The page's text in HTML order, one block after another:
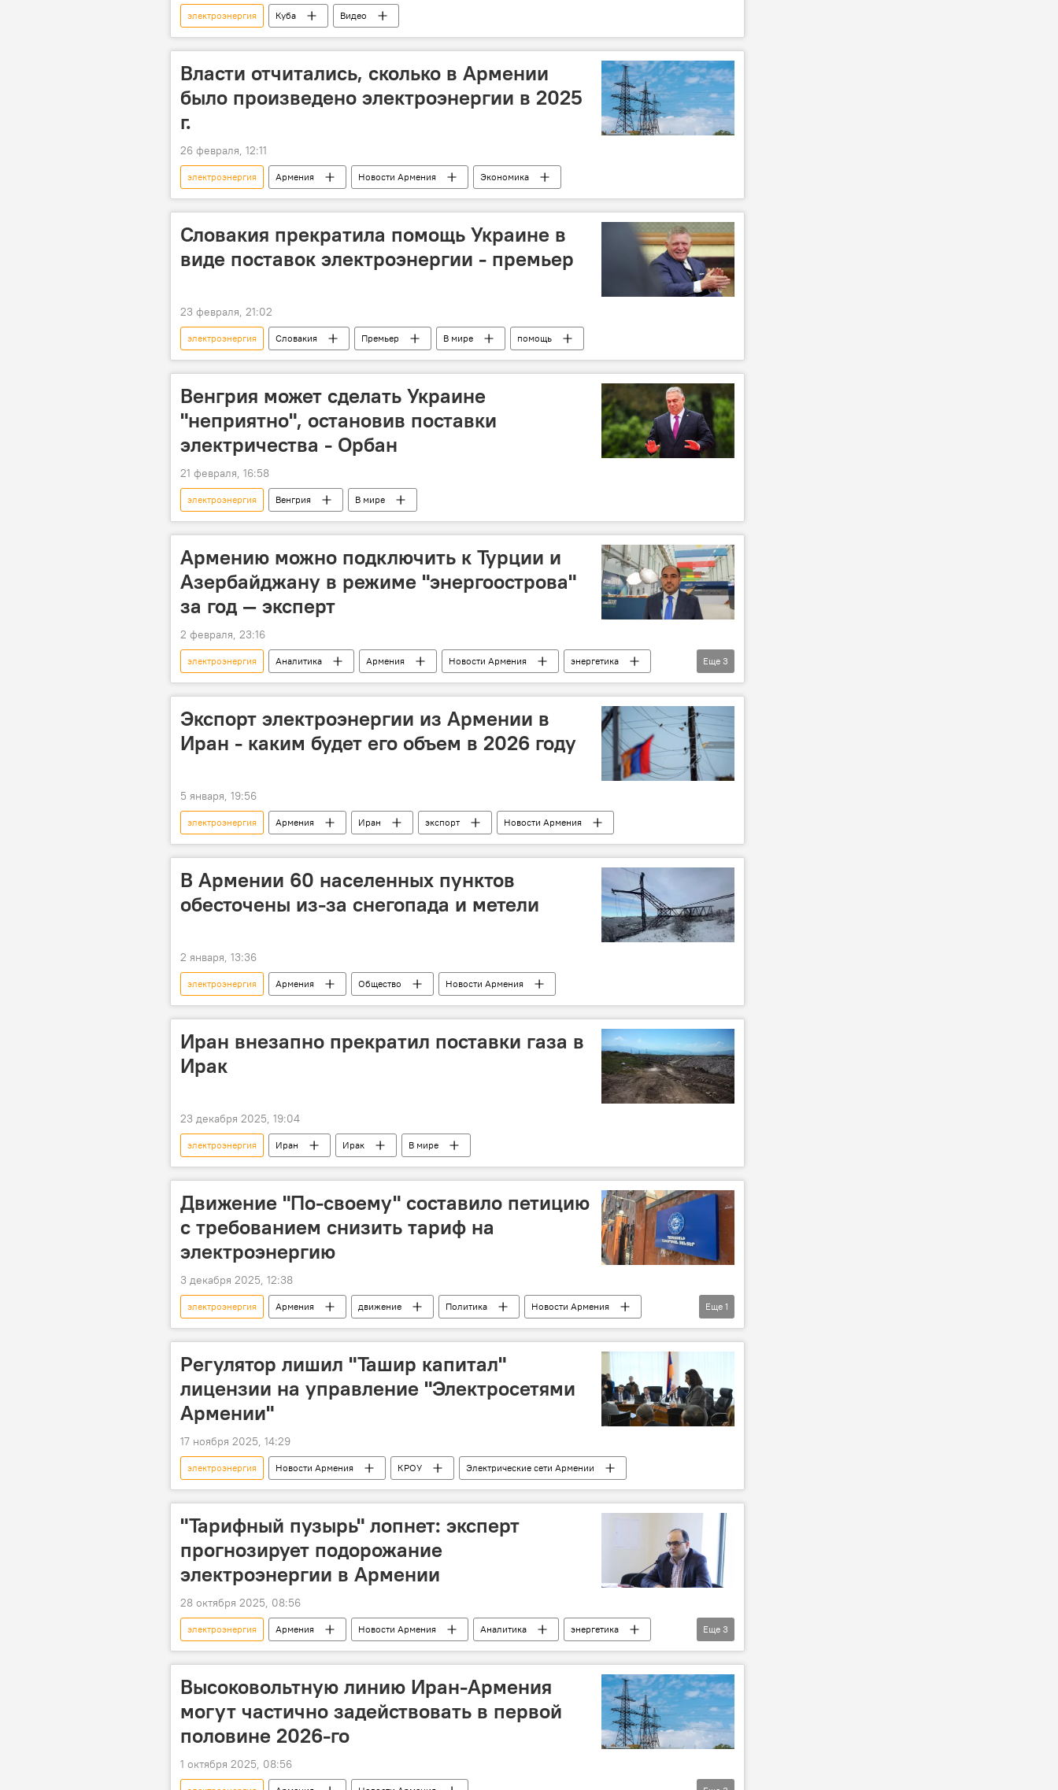
электроэнергия Куба Видео
Власти отчитались, сколько в Армении
было произведено электроэнергии в 2025
г.
26 февраля, 12:11
электроэнергия Армения Новости Армения Экономика
Словакия прекратила помощь Украине в
виде поставок электроэнергии - премьер
23 февраля, 21:02
электроэнергия Словакия Премьер В мире помощь
Венгрия может сделать Украине
"неприятно", остановив поставки
электричества - Орбан
21 февраля, 16:58
электроэнергия Венгрия В мире
Армению можно подключить к Турции и
Азербайджану в режиме "энергоострова"
за год — эксперт
2 февраля, 23:16
электроэнергия Аналитика Армения Новости Армения
энергетика
Южный Кавказ
TRIPP эксперт
Еще 3
Экспорт электроэнергии из Армении в
Иран - каким будет его объем в 2026 году
5 января, 19:56
электроэнергия Армения Иран экспорт Новости Армения
В Армении 60 населенных пунктов
обесточены из-за снегопада и метели
2 января, 13:36
электроэнергия Армения Общество Новости Армения
Иран внезапно прекратил поставки газа в
Ирак
23 декабря 2025, 19:04
электроэнергия Иран Ирак В мире
Движение "По-своему" составило петицию
с требованием снизить тариф на
электроэнергию
3 декабря 2025, 12:38
электроэнергия Армения движение Политика
Новости Армения
тариф
Еще 1
Регулятор лишил "Ташир капитал"
лицензии на управление "Электросетями
Армении"
17 ноября 2025, 14:29
электроэнергия Новости Армения КРОУ Электрические сети Армении
"Тарифный пузырь" лопнет: эксперт
прогнозирует подорожание
электроэнергии в Армении
28 октября 2025, 08:56
электроэнергия Армения Новости Армения Аналитика
энергетика
Электрические сети Армении
эксперт подорожание
Еще 3
Высоковольтную линию Иран-Армения
могут частично задействовать в первой
половине 2026-го
1 октября 2025, 08:56